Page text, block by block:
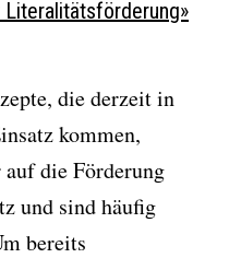
die derzeit in
kommen,
die Förderung
und sind häufig
bereits